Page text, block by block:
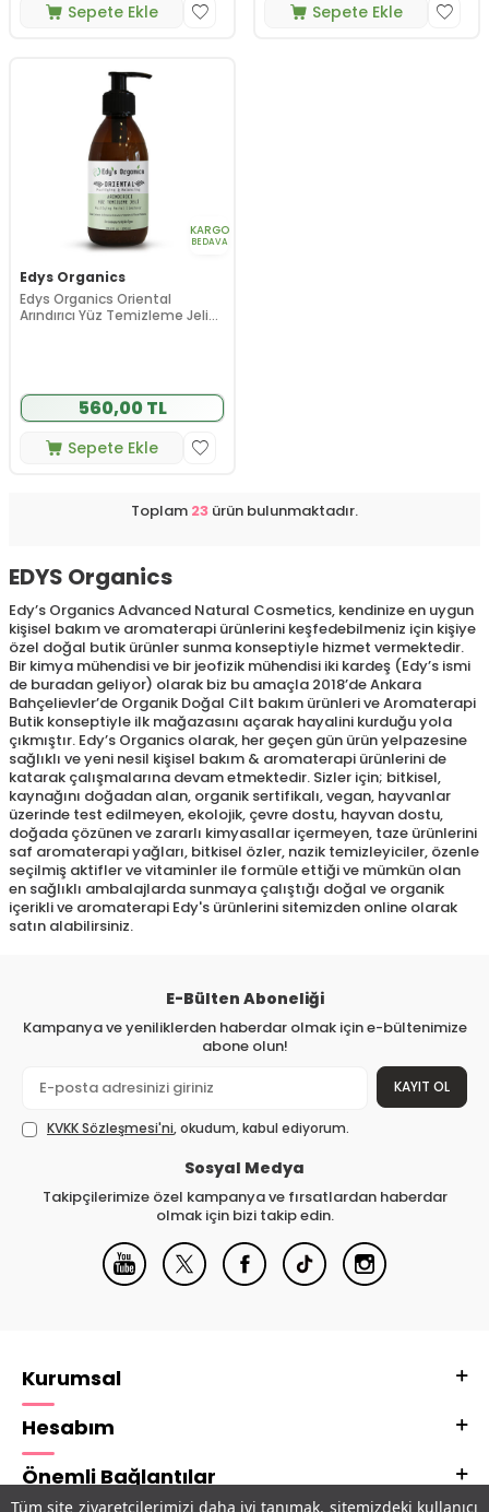
Tüm site ziyaretçilerimizi daha iyi tanımak, sitemizdeki kullanıcı
Sepete Ekle Sepete Ekle
KARGO
BEDAVA
Edys Organics
Edys Organics Oriental
Arındırıcı Yüz Temizleme Jeli
560,00 TL
Sepete Ekle
Toplam 23 ürün bulunmaktadır.
EDYS Organics
Edy’s Organics Advanced Natural Cosmetics, kendinize en uygun
kişisel bakım ve aromaterapi ürünlerini keşfedebilmeniz için kişiye
özel doğal butik ürünler sunma konseptiyle hizmet vermektedir.
Bir kimya mühendisi ve bir jeofizik mühendisi iki kardeş (Edy’s ismi
de buradan geliyor) olarak biz bu amaçla 2018’de Ankara
Bahçelievler’de Organik Doğal Cilt bakım ürünleri ve Aromaterapi
Butik konseptiyle ilk mağazasını açarak hayalini kurduğu yola
çıkmıştır. Edy’s Organics olarak, her geçen gün ürün yelpazesine
sağlıklı ve yeni nesil kişisel bakım & aromaterapi ürünlerini de
katarak çalışmalarına devam etmektedir. Sizler için; bitkisel,
kaynağını doğadan alan, organik sertifikalı, vegan, hayvanlar
üzerinde test edilmeyen, ekolojik, çevre dostu, hayvan dostu,
doğada çözünen ve zararlı kimyasallar içermeyen, taze ürünlerini
saf aromaterapi yağları, bitkisel özler, nazik temizleyiciler, özenle
seçilmiş aktifler ve vitaminler ile formüle ettiği ve mümkün olan
en sağlıklı ambalajlarda sunmaya çalıştığı doğal ve organik
içerikli ve aromaterapi Edy's ürünlerini sitemizden online olarak
satın alabilirsiniz.
E-Bülten Aboneliği
Kampanya ve yeniliklerden haberdar olmak için e-bültenimize
abone olun!
KAYIT OL
KVKK Sözleşmesi'ni, okudum, kabul ediyorum.
Sosyal Medya
Takipçilerimize özel kampanya ve fırsatlardan haberdar
olmak için bizi takip edin.
Kurumsal
Hesabım
Önemli Bağlantılar